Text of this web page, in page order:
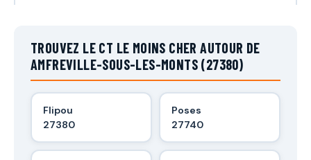
TROUVEZ LE CT LE MOINS CHER AUTOUR DE
AMFREVILLE-SOUS-LES-MONTS (27380)
Flipou
27380
Poses
27740